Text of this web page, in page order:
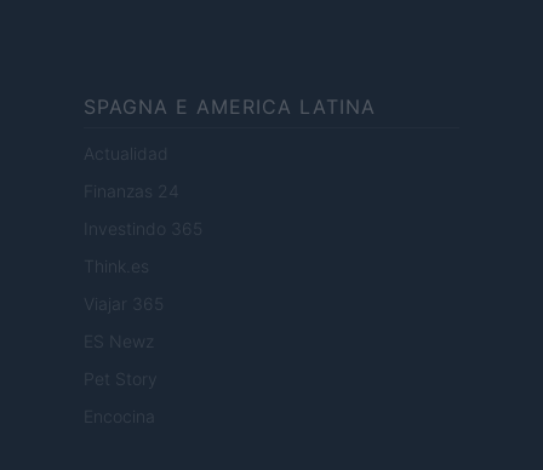
SPAGNA E AMERICA LATINA
Actualidad
Finanzas 24
Investindo 365
Think.es
Viajar 365
ES Newz
Pet Story
Encocina